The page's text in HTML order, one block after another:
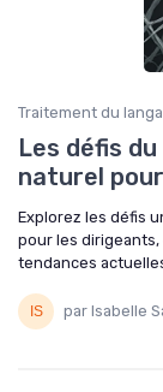
Traitement du
Les défis
naturel
Explorez les défis
pour les
tendances
par Isabelle